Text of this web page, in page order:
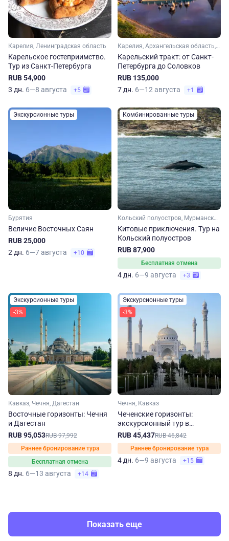
Карелия, Ленинградская область
Карельское гостеприимство.
Тур из Санкт-Петербурга
RUB 54,900
3 дн. 6—8 августа +5
Карелия, Архангельская область, Ленинградская область, Арктика
Карельский тракт: от Санкт-
Петербурга до Соловков
RUB 135,000
7 дн. 6—12 августа +1
Экскурсионные туры
Бурятия
Величие Восточных Саян
RUB 25,000
2 дн. 6—7 августа +10
Комбинированные туры
Кольский полуостров, Мурманская область, Арктика
Китовые приключения. Тур на
Кольский полуостров
RUB 87,900
Бесплатная отмена
4 дн. 6—9 августа +3
Экскурсионные туры
-3%
Кавказ, Чечня, Дагестан
Восточные горизонты: Чечня
и Дагестан
RUB 95,053RUB 97,992
Раннее бронирование тура
Бесплатная отмена
8 дн. 6—13 августа +14
Экскурсионные туры
-3%
Чечня, Кавказ
Чеченские горизонты:
экскурсионный тур в
республику
RUB 45,437RUB 46,842
Раннее бронирование тура
4 дн. 6—9 августа +15
Показать еще